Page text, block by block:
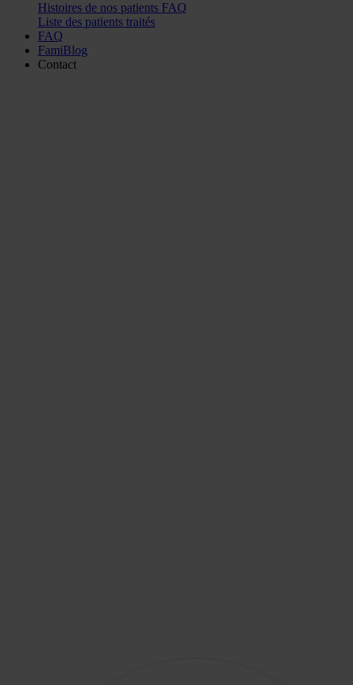
Histoires de nos patients FAQ
Liste des patients traités
FAQ
FamiBlog
Contact